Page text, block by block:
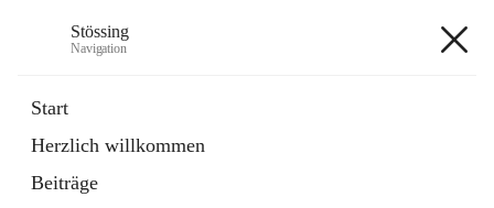
Stössing
Navigation
Start
Herzlich willkommen
Beiträge
Datei
in